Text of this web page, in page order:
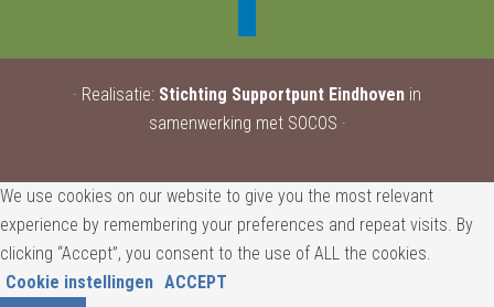
· Realisatie: Stichting Supportpunt Eindhoven in
samenwerking met SOCOS ·
We use cookies on our website to give you the most relevant
experience by remembering your preferences and repeat visits. By
clicking “Accept”, you consent to the use of ALL the cookies.
Cookie instellingen ACCEPT